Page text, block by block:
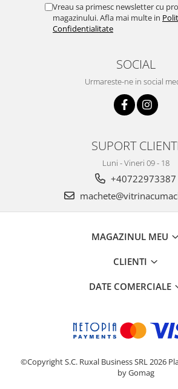
Vreau sa primesc newsletter cu
magazinului. Afla mai multe in
Confidentialitate
SOCIAL
Urmareste-ne in social
SUPORT CLIENTI
Luni - Vineri 09 - 18
+40722973387
MAGAZINUL MEU
CLIENTI
DATE COMERCIALE
©Copyright S.C. Ruxal Business SRL 2026
by Gomag